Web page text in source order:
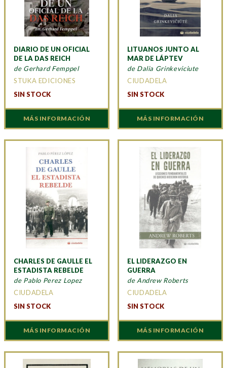
DIARIO DE UN OFICIAL
DE LA DAS REICH
de Gerhard Femppel
STUKA EDICIONES
SIN STOCK
MÁS INFORMACIÓN
LITUANOS JUNTO AL
MAR DE LÁPTEV
de Dalia Grinkeviciute
CIUDADELA
SIN STOCK
MÁS INFORMACIÓN
CHARLES DE GAULLE EL
ESTADISTA REBELDE
de Pablo Perez Lopez
CIUDADELA
SIN STOCK
MÁS INFORMACIÓN
EL LIDERAZGO EN
GUERRA
de Andrew Roberts
CIUDADELA
SIN STOCK
MÁS INFORMACIÓN